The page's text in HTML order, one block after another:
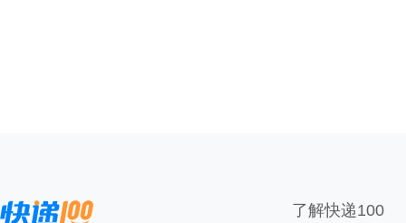
了解快递100